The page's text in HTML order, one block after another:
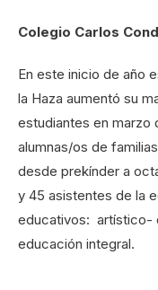
Colegio Carlos
En este inicio de año
la Haza aumentó su
estudiantes en marzo
alumnas/os de
desde prekínder a
y 45 asistentes de la
educativos: artístico-
educación integral.